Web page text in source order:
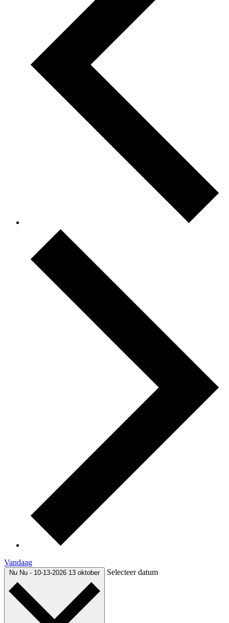
Vandaag
Nu Nu - 10-13-2026 13 oktober Selecteer datum